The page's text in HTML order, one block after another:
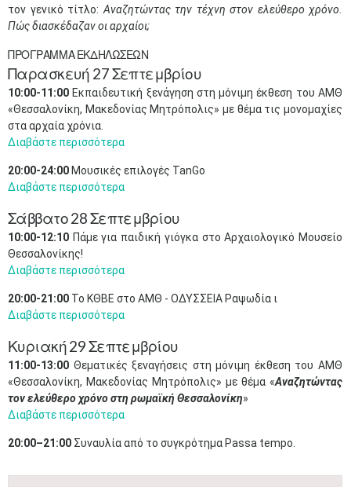
τον γενικό τίτλο: Αναζητώντας την τέχνη στον ελεύθερο χρόνο.
Πώς διασκέδαζαν οι αρχαίοι;
ΠΡΟΓΡΑΜΜΑ ΕΚΔΗΛΩΣΕΩΝ
Παρασκευή 27 Σεπτεμβρίου
10:00-11:00 Εκπαιδευτική ξενάγηση στη μόνιμη έκθεση του ΑΜΘ
«Θεσσαλονίκη, Μακεδονίας Μητρόπολις» με θέμα τις μονομαχίες
στα αρχαία χρόνια.
Διαβάστε περισσότερα
20:00-24:00 Μουσικές επιλογές TanGo
Διαβάστε περισσότερα
Σάββατο 28 Σεπτεμβρίου
10:00-12:10 Πάμε για παιδική γιόγκα στο Αρχαιολογικό Μουσείο
Θεσσαλονίκης!
Διαβάστε περισσότερα
20:00-21:00 Το ΚΘΒΕ στο ΑΜΘ - ΟΔΥΣΣΕΙΑ Ραψωδία ι
Διαβάστε περισσότερα
Κυριακή 29 Σεπτεμβρίου
11:00-13:00 Θεματικές ξεναγήσεις στη μόνιμη έκθεση του ΑΜΘ
«Θεσσαλονίκη, Μακεδονίας Μητρόπολις» με θέμα «Αναζητώντας
τον ελεύθερο χρόνο στη ρωμαϊκή Θεσσαλονίκη»
Διαβάστε περισσότερα
20:00–21:00 Συναυλία από το συγκρότημα Passa tempo.